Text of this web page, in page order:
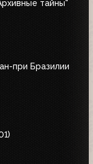
тайны"
при Бразилии